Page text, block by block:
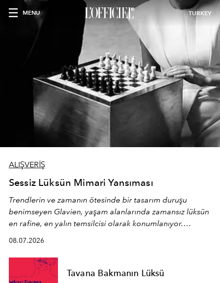
MENU TURKEY
ALIŞVERİŞ
Sessiz Lüksün Mimari Yansıması
Trendlerin ve zamanın ötesinde bir tasarım duruşu
benimseyen Glavien, yaşam alanlarında zamansız lüksün
en rafine, en yalın temsilcisi olarak konumlanıyor.
en yeni seçkisiyle bu imza felsefesini mekanlara taşıyor.
08.07.2026
Tavana Bakmanın Lüksü